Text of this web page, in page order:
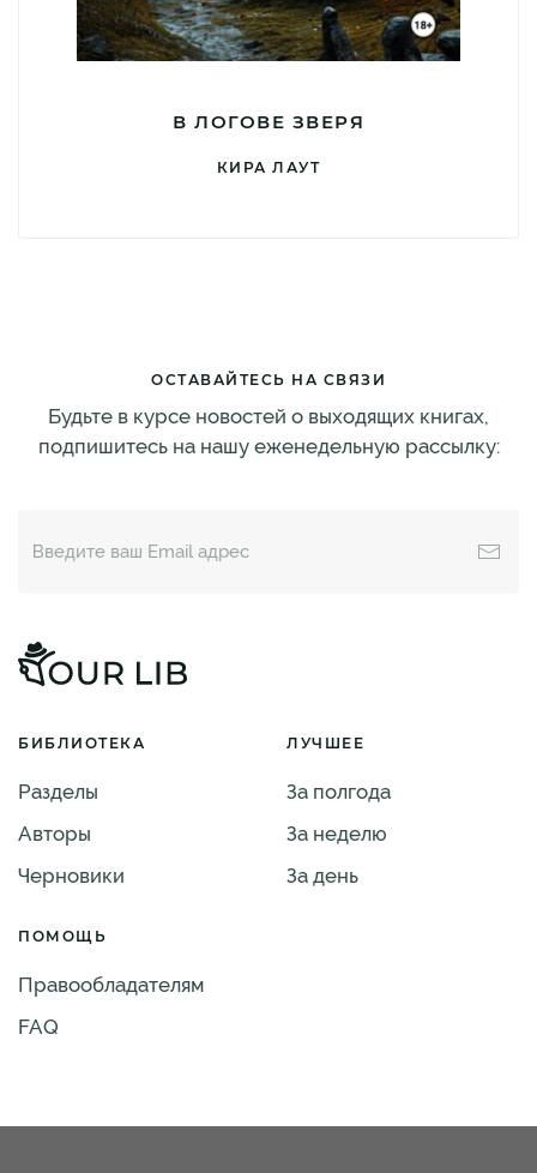
В ЛОГОВЕ ЗВЕРЯ
КИРА ЛАУТ
ОСТАВАЙТЕСЬ НА СВЯЗИ
Будьте в курсе новостей о выходящих книгах,
подпишитесь на нашу еженедельную рассылку:
БИБЛИОТЕКА
Разделы
Авторы
Черновики
ЛУЧШЕЕ
За полгода
За неделю
За день
ПОМОЩЬ
Правообладателям
FAQ